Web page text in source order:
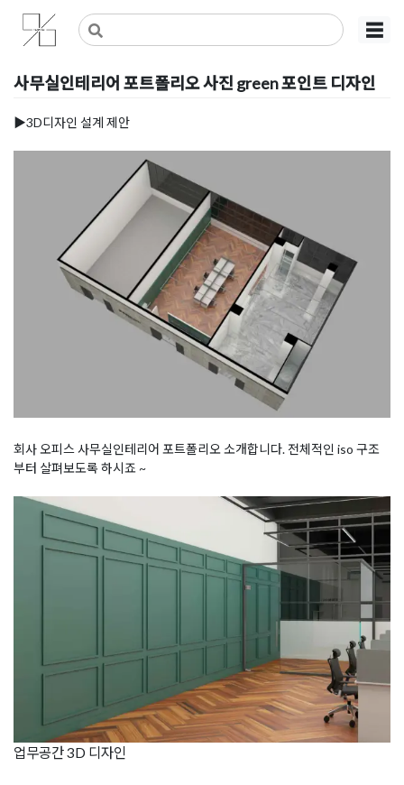
Skip
content
사무실인테리어 디자인 공사 비용견적 플랫폼
사무실인테리어 916
☰
사무실인테리어 포트폴리오 사진 green 포인트 디자인
Posted on 2023년 2월 1일
▶3D디자인 설계 제안
회사 오피스 사무실인테리어 포트폴리오 소개합니다. 전체적인 iso 구조
부터 살펴보도록 하시죠 ~
업무공간 3D 디자인